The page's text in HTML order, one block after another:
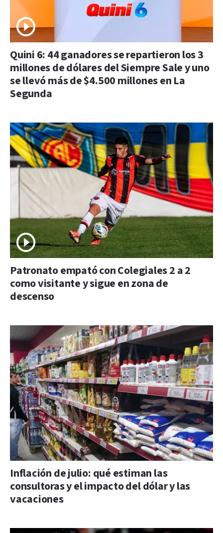
Quini 6: 44 ganadores se repartieron los 3
millones de dólares del Siempre Sale y uno
se llevó más de $4.500 millones en La
Segunda
Patronato empató con Colegiales 2 a 2
como visitante y sigue en zona de
descenso
Inflación de julio: qué estiman las
consultoras y el impacto del dólar y las
vacaciones